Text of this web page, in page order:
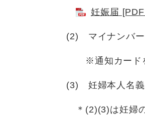
妊娠届
(2) マイナンバー
※通知カードを
(3) 妊婦本人名義
＊(2)(3)は妊婦